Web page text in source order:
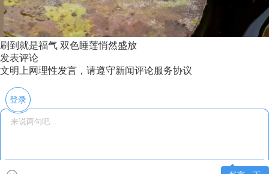
刷到就是福气 双色睡莲悄然盛放
发表评论
文明上网理性发言，请遵守新闻评论服务协议
登录